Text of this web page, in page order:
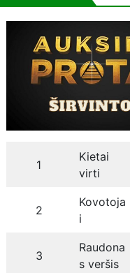
1
Kietai
virti
2
Kovotoja
i
3
Raudona
s veršis